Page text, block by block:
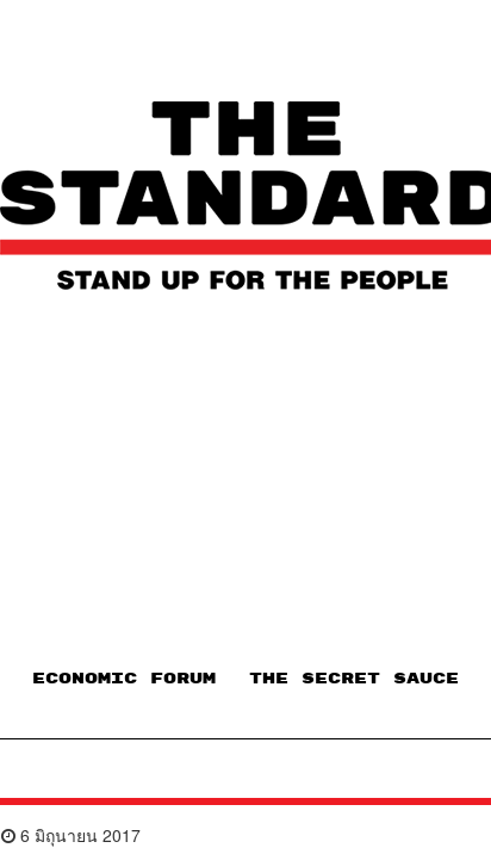
ECONOMIC FORUM THE SECRET SAUCE​
6 มิถุนายน 2017